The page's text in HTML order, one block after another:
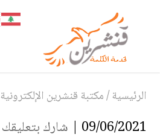
الرئيسية/مكتبة قنشرين الإلكترونية
09/06/2021 | شارك بتعليقك